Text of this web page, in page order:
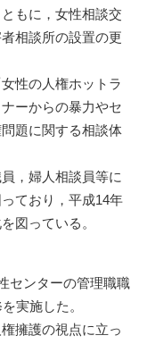
もに，女性相談交
相談所の設置の更
性の人権ホットラ
ーからの暴力やセ
題に関する相談体
，婦人相談員等に
ており，平成14年
図っている。
センターの管理職職
実施した。
擁護の視点に立っ